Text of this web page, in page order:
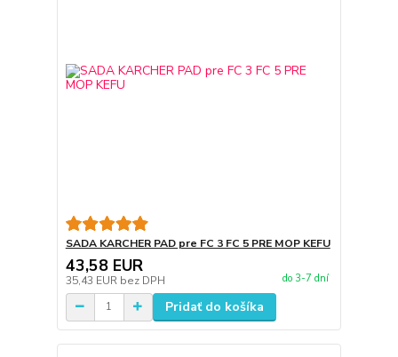
SADA KARCHER PAD pre FC 3 FC 5 PRE MOP KEFU
43,58 EUR
35,43 EUR bez DPH do 3-7 dní
Pridať do košíka